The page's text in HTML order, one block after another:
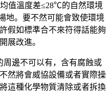
值溫度差≤28℃的自然環境
地。要不然可能會致使環境
假如標準合不來符得話能夠
展改進。
邊不可以有，含有腐蝕或
然將會威協設備或者實際操
這種化學物質清除或者拆換